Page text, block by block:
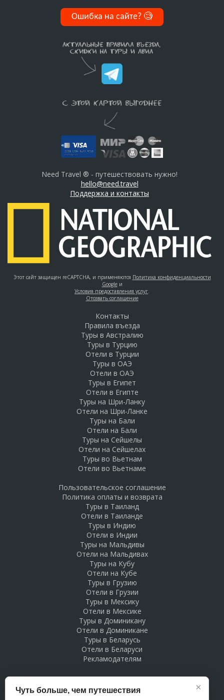
Ошибка на сайте? 🧐
Need Travel ® - путешествовать нужно!
hello@need.travel
Поддержка и контакты
Этот сайт защищен reCAPTCHA, и применяются Политика конфиденциальности
Googleи
Условия предоставления услуг.
Отозвать соглашение
Контакты
Правила въезда
Туры в Австралию
Туры в Турцию
Отели в Турции
Туры в ОАЭ
Отели в ОАЭ
Туры в Египет
Отели в Египте
Туры на Шри-Ланку
Отели на Шри-Ланке
Туры на Бали
Отели на Бали
Туры на Сейшелы
Отели на Сейшелах
Туры во Вьетнам
Отели во Вьетнаме
Пользовательское соглашение
Политика оплаты и возврата
Туры в Таиланд
Отели в Таиланде
Туры в Индию
Отели в Индии
Туры на Мальдивы
Отели на Мальдивах
Туры на Кубу
Отели на Кубе
Туры в Грузию
Отели в Грузии
Туры в Мексику
Отели в Мексике
Туры в Доминикану
Отели в Доминикане
Туры в Беларусь
Отели в Беларуси
Рекламодателям
×
Чуть больше, чем путешествия